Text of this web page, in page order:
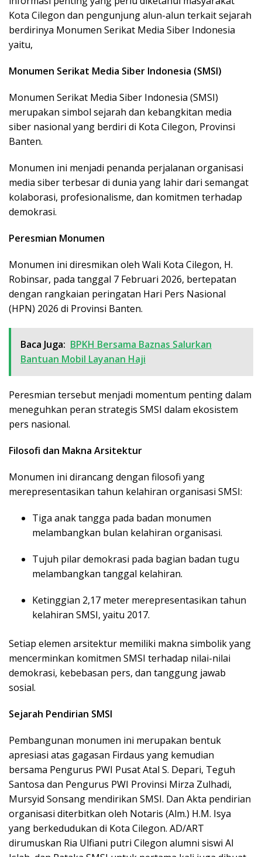
Kota Cilegon dan pengunjung alun-alun terkait sejarah
berdirinya Monumen Serikat Media Siber Indonesia
yaitu,
Monumen Serikat Media Siber Indonesia (SMSI)
Monumen Serikat Media Siber Indonesia (SMSI)
merupakan simbol sejarah dan kebangkitan media
siber nasional yang berdiri di Kota Cilegon, Provinsi
Banten.
Monumen ini menjadi penanda perjalanan organisasi
media siber terbesar di dunia yang lahir dari semangat
kolaborasi, profesionalisme, dan komitmen terhadap
demokrasi.
Peresmian Monumen
Monumen ini diresmikan oleh Wali Kota Cilegon, H.
Robinsar, pada tanggal 7 Februari 2026, bertepatan
dengan rangkaian peringatan Hari Pers Nasional
(HPN) 2026 di Provinsi Banten.
Baca Juga: BPKH Bersama Baznas Salurkan
Bantuan Mobil Layanan Haji
Peresmian tersebut menjadi momentum penting dalam
meneguhkan peran strategis SMSI dalam ekosistem
pers nasional.
Filosofi dan Makna Arsitektur
Monumen ini dirancang dengan filosofi yang
merepresentasikan tahun kelahiran organisasi SMSI:
Tiga anak tangga pada badan monumen
melambangkan bulan kelahiran organisasi.
Tujuh pilar demokrasi pada bagian badan tugu
melambangkan tanggal kelahiran.
Ketinggian 2,17 meter merepresentasikan tahun
kelahiran SMSI, yaitu 2017.
Setiap elemen arsitektur memiliki makna simbolik yang
mencerminkan komitmen SMSI terhadap nilai-nilai
demokrasi, kebebasan pers, dan tanggung jawab
sosial.
Sejarah Pendirian SMSI
Pembangunan monumen ini merupakan bentuk
apresiasi atas gagasan Firdaus yang kemudian
bersama Pengurus PWI Pusat Atal S. Depari, Teguh
Santosa dan Pengurus PWI Provinsi Mirza Zulhadi,
Mursyid Sonsang mendirikan SMSI. Dan Akta pendirian
organisasi diterbitkan oleh Notaris (Alm.) H.M. Isya
yang berkedudukan di Kota Cilegon. AD/ART
dirumuskan Ria Ulfiani putri Cilegon alumni siswi Al